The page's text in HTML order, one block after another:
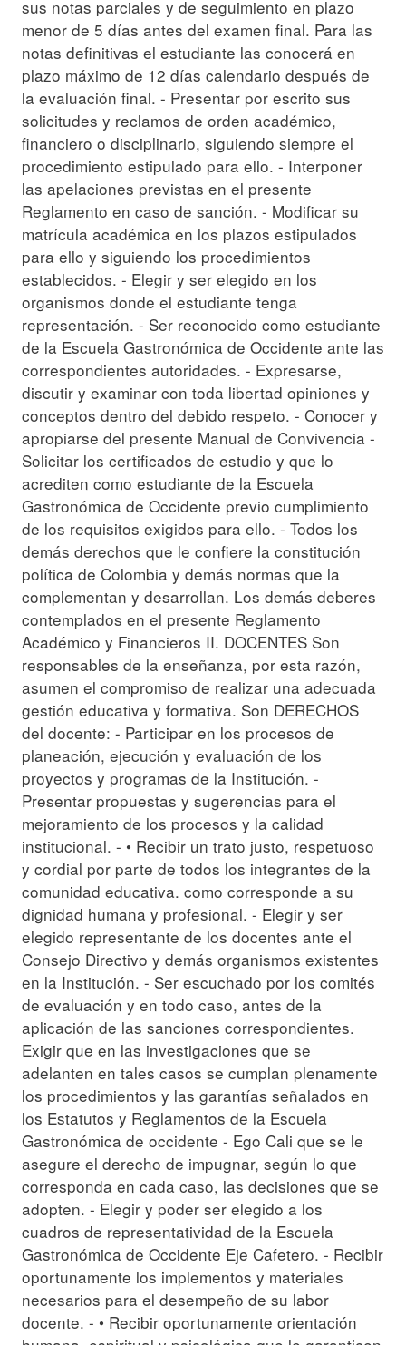
sus notas parciales y de seguimiento en plazo
menor de 5 días antes del examen final. Para las
notas definitivas el estudiante las conocerá en
plazo máximo de 12 días calendario después de
la evaluación final. - Presentar por escrito sus
solicitudes y reclamos de orden académico,
financiero o disciplinario, siguiendo siempre el
procedimiento estipulado para ello. - Interponer
las apelaciones previstas en el presente
Reglamento en caso de sanción. - Modificar su
matrícula académica en los plazos estipulados
para ello y siguiendo los procedimientos
establecidos. - Elegir y ser elegido en los
organismos donde el estudiante tenga
representación. - Ser reconocido como estudiante
de la Escuela Gastronómica de Occidente ante las
correspondientes autoridades. - Expresarse,
discutir y examinar con toda libertad opiniones y
conceptos dentro del debido respeto. - Conocer y
apropiarse del presente Manual de Convivencia -
Solicitar los certificados de estudio y que lo
acrediten como estudiante de la Escuela
Gastronómica de Occidente previo cumplimiento
de los requisitos exigidos para ello. - Todos los
demás derechos que le confiere la constitución
política de Colombia y demás normas que la
complementan y desarrollan. Los demás deberes
contemplados en el presente Reglamento
Académico y Financieros II. DOCENTES Son
responsables de la enseñanza, por esta razón,
asumen el compromiso de realizar una adecuada
gestión educativa y formativa. Son DERECHOS
del docente: - Participar en los procesos de
planeación, ejecución y evaluación de los
proyectos y programas de la Institución. -
Presentar propuestas y sugerencias para el
mejoramiento de los procesos y la calidad
institucional. - • Recibir un trato justo, respetuoso
y cordial por parte de todos los integrantes de la
comunidad educativa. como corresponde a su
dignidad humana y profesional. - Elegir y ser
elegido representante de los docentes ante el
Consejo Directivo y demás organismos existentes
en la Institución. - Ser escuchado por los comités
de evaluación y en todo caso, antes de la
aplicación de las sanciones correspondientes.
Exigir que en las investigaciones que se
adelanten en tales casos se cumplan plenamente
los procedimientos y las garantías señalados en
los Estatutos y Reglamentos de la Escuela
Gastronómica de occidente - Ego Cali que se le
asegure el derecho de impugnar, según lo que
corresponda en cada caso, las decisiones que se
adopten. - Elegir y poder ser elegido a los
cuadros de representatividad de la Escuela
Gastronómica de Occidente Eje Cafetero. - Recibir
oportunamente los implementos y materiales
necesarios para el desempeño de su labor
docente. - • Recibir oportunamente orientación